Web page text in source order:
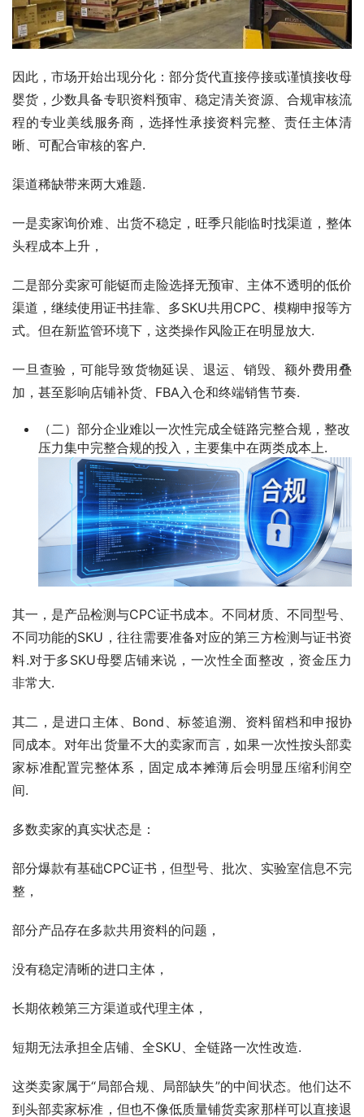
因此，市场开始出现分化：部分货代直接停接或谨慎接收母
婴货，少数具备专职资料预审、稳定清关资源、合规审核流
程的专业美线服务商，选择性承接资料完整、责任主体清
晰、可配合审核的客户.
渠道稀缺带来两大难题.
一是卖家询价难、出货不稳定，旺季只能临时找渠道，整体
头程成本上升，
二是部分卖家可能铤而走险选择无预审、主体不透明的低价
渠道，继续使用证书挂靠、多SKU共用CPC、模糊申报等方
式。但在新监管环境下，这类操作风险正在明显放大.
一旦查验，可能导致货物延误、退运、销毁、额外费用叠
加，甚至影响店铺补货、FBA入仓和终端销售节奏.
（二）部分企业难以一次性完成全链路完整合规，整改
压力集中完整合规的投入，主要集中在两类成本上.
其一，是产品检测与CPC证书成本。不同材质、不同型号、
不同功能的SKU，往往需要准备对应的第三方检测与证书资
料.对于多SKU母婴店铺来说，一次性全面整改，资金压力
非常大.
其二，是进口主体、Bond、标签追溯、资料留档和申报协
同成本。对年出货量不大的卖家而言，如果一次性按头部卖
家标准配置完整体系，固定成本摊薄后会明显压缩利润空
间.
多数卖家的真实状态是：
部分爆款有基础CPC证书，但型号、批次、实验室信息不完
整，
部分产品存在多款共用资料的问题，
没有稳定清晰的进口主体，
长期依赖第三方渠道或代理主体，
短期无法承担全店铺、全SKU、全链路一次性改造.
这类卖家属于“局部合规、局部缺失”的中间状态。他们达不
到头部卖家标准，但也不像低质量铺货卖家那样可以直接退